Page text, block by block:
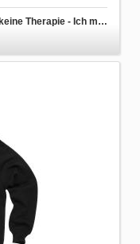
Herren T-Shirt V-Ausschnitt Ich brauche keine Therapie - Ich muss nur nach Miami